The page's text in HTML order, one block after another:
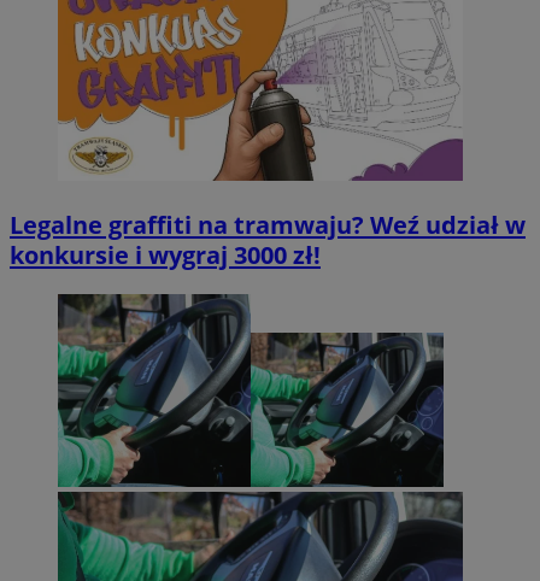
Legalne graffiti na tramwaju? Weź udział w
konkursie i wygraj 3000 zł!